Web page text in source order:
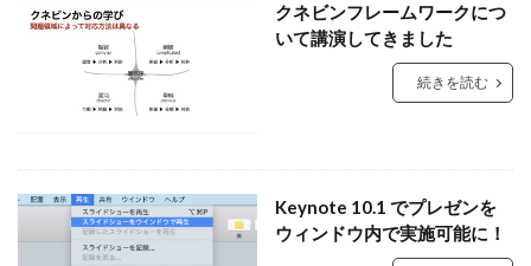
クネビンフレームワークにつ
いて講演してきました
続きを読む
Keynote 10.1 でプレゼンを
ウィンドウ内で実施可能に！